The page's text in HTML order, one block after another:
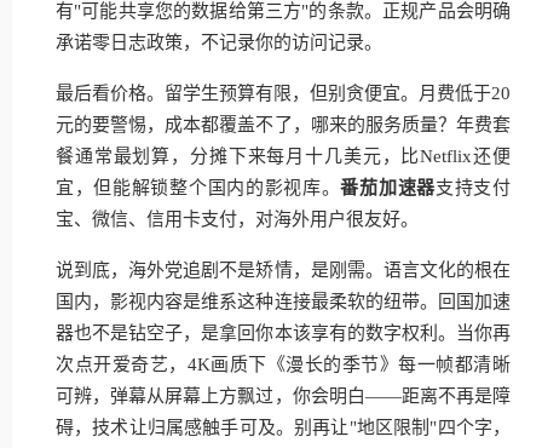
有"可能共享您的数据给第三方"的条款。正规产品会明确
承诺零日志政策，不记录你的访问记录。
最后看价格。留学生预算有限，但别贪便宜。月费低于20
元的要警惕，成本都覆盖不了，哪来的服务质量？年费套
餐通常最划算，分摊下来每月十几美元，比Netflix还便
宜，但能解锁整个国内的影视库。番茄加速器支持支付
宝、微信、信用卡支付，对海外用户很友好。
说到底，海外党追剧不是矫情，是刚需。语言文化的根在
国内，影视内容是维系这种连接最柔软的纽带。回国加速
器也不是钻空子，是拿回你本该享有的数字权利。当你再
次点开爱奇艺，4K画质下《漫长的季节》每一帧都清晰
可辨，弹幕从屏幕上方飘过，你会明白——距离不再是障
碍，技术让归属感触手可及。别再让"地区限制"四个字，